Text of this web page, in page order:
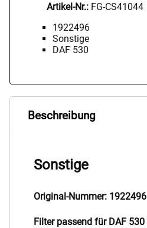
Artikel-Nr.: FG-CS41044
1922496
Sonstige
DAF 530
Beschreibung
Sonstige
Original-Nummer: 1922496
Filter passend für DAF 530